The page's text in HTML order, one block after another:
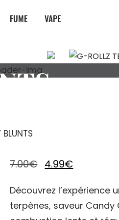
FUME VAPE
BLUNTS
7.00€ Le
initial
était :
4.99€Le
actuel
est :
Découvrez l’expérience
terpènes, saveur Candy